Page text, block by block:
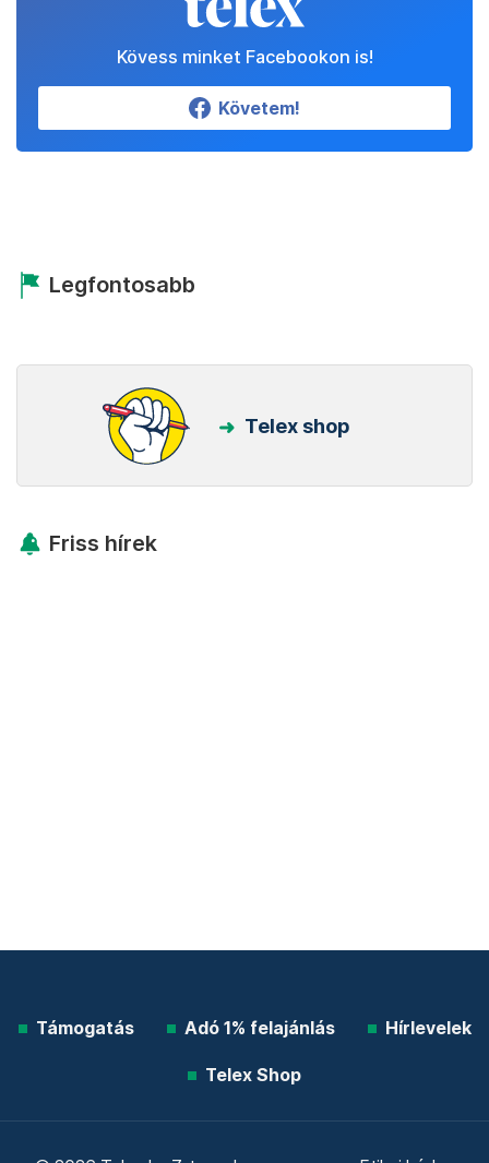
Kövess minket Facebookon is!
Követem!
Legfontosabb
Telex shop
Friss hírek
Támogatás Adó 1% felajánlás Hírlevelek
Telex Shop